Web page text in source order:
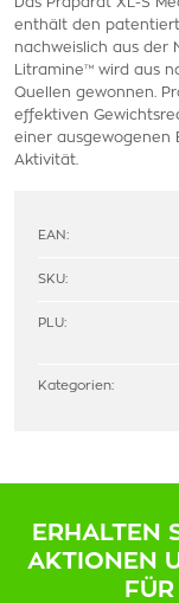
enthält den
nachweislich aus der
Litramine™ wird aus
Quellen gewonnen.
effektiven
einer ausgewogenen
Aktivität.
EAN:
SKU:
PLU:
Kategorien:
ERHALTEN
AKTIONEN